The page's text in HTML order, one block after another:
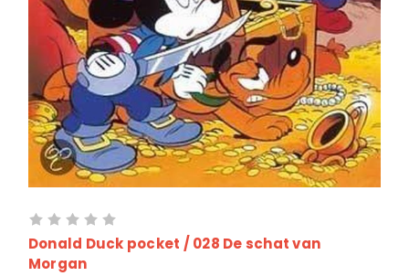
Donald Duck pocket / 028 De schat van
Morgan